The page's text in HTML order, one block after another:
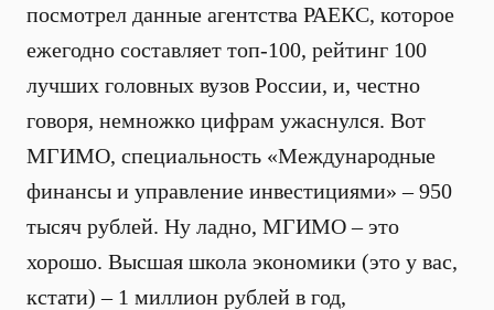
посмотрел данные агентства РАЕКС, которое
ежегодно составляет топ-100, рейтинг 100
лучших головных вузов России, и, честно
говоря, немножко цифрам ужаснулся. Вот
МГИМО, специальность «Международные
финансы и управление инвестициями» – 950
тысяч рублей. Ну ладно, МГИМО – это
хорошо. Высшая школа экономики (это у вас,
кстати) – 1 миллион рублей в год,